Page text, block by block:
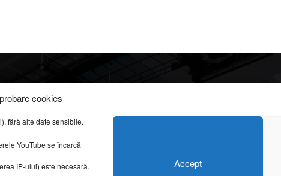
cookies
fără alte date sensibile.
YouTube se încarcă
IP-ului) este necesară.
Accept
& COOKIES
apreciate
102
Cele mai